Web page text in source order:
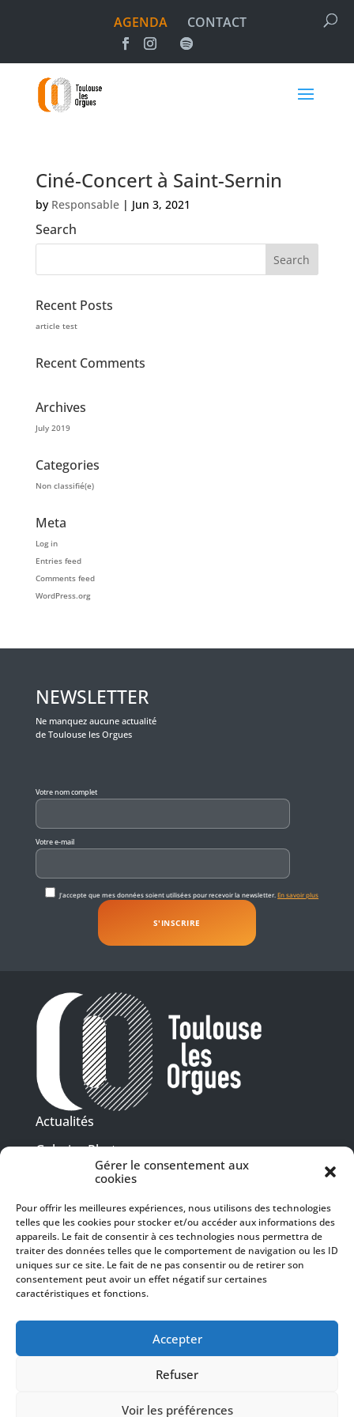
Gérer le consentement aux
cookies
Pour offrir les meilleures expériences, nous utilisons des technologies
telles que les cookies pour stocker et/ou accéder aux informations des
appareils. Le fait de consentir à ces technologies nous permettra de
traiter des données telles que le comportement de navigation ou les ID
uniques sur ce site. Le fait de ne pas consentir ou de retirer son
consentement peut avoir un effet négatif sur certaines
caractéristiques et fonctions.
Accepter
Refuser
Voir les préférences
AGENDA CONTACT
Ciné-Concert à Saint-Sernin
by Responsable| Jun 3, 2021
Search
Recent Posts
article test
Recent Comments
Archives
July 2019
Categories
Non classifié(e)
Meta
Log in
Entries feed
Comments feed
WordPress.org
NEWSLETTER
Ne manquez aucune actualité
de Toulouse les Orgues
Votre nom complet
Votre e-mail
J'accepte que mes données soient utilisées pour recevoir la newsletter.En savoir plus
Actualités
Galeries Photos
Vidéothèque
Presse
Programme PDF
Billetterie
Recrutement
Mentions légales
SUIVEZ-NOUS